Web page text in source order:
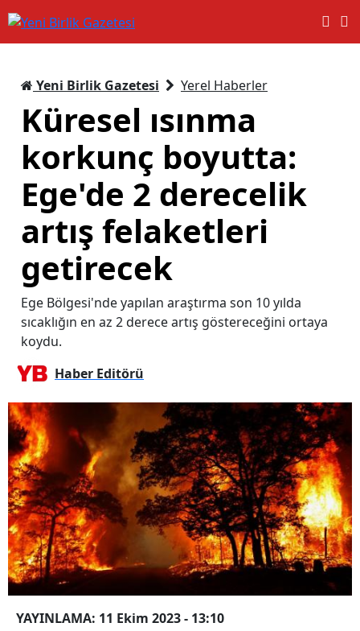
Yeni Birlik Gazetesi Yerel Haberler
Küresel ısınma
korkunç boyutta:
Ege'de 2 derecelik
artış felaketleri
getirecek
Ege Bölgesi'nde yapılan araştırma son 10 yılda
sıcaklığın en az 2 derece artış göstereceğini ortaya
koydu.
Haber Editörü
YAYINLAMA: 11 Ekim 2023 - 13:10